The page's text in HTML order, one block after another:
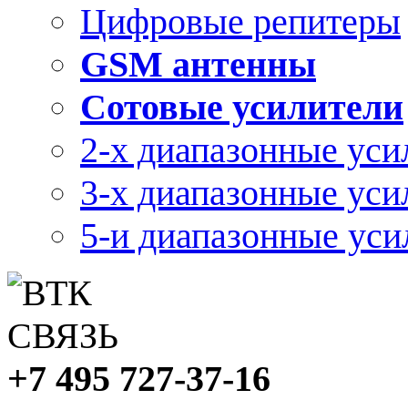
Цифровые репитеры
GSM антенны
Сотовые усилители
2-х диапазонные
3-х диапазонные
5-и диапазонные
+7 495 727-37-16